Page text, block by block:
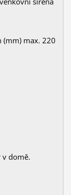
(mm) max. 220
v domě.